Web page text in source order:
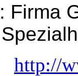
Firma
http://